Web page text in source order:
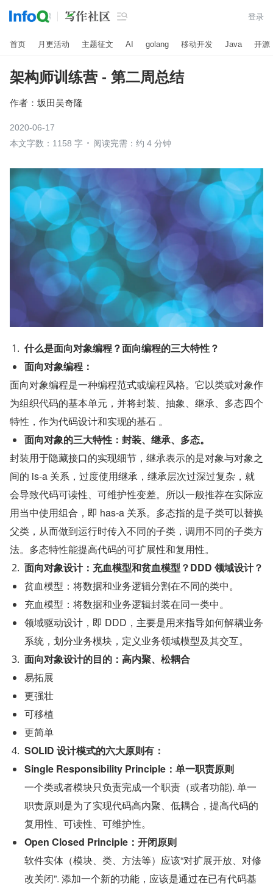
 登录
首页 月更活动 主题征文 AI golang 移动开发 Java 开源
架构师训练营 - 第二周总结
作者： 坂田吴奇隆
2020-06-17
本文字数：1158 字
阅读完需：约 4 分钟
什么是面向对象编程？面向编程的三大特性？
面向对象编程：
面向对象编程是一种编程范式或编程风格。它以类或对象作
为组织代码的基本单元，并将封装、抽象、继承、多态四个
特性，作为代码设计和实现的基石 。
面向对象的三大特性：封装、继承、多态。
封装用于隐藏接口的实现细节，继承表示的是对象与对象之
间的 is-a 关系，过度使用继承，继承层次过深过复杂，就
会导致代码可读性、可维护性变差。所以一般推荐在实际应
用当中使用组合，即 has-a 关系。多态指的是子类可以替换
父类，从而做到运行时传入不同的子类，调用不同的子类方
法。多态特性能提高代码的可扩展性和复用性。
面向对象设计：充血模型和贫血模型？DDD 领域设计？
贫血模型：将数据和业务逻辑分割在不同的类中。
充血模型：将数据和业务逻辑封装在同一类中。
领域驱动设计，即 DDD，主要是用来指导如何解耦业务
系统，划分业务模块，定义业务领域模型及其交互。
面向对象设计的目的：高内聚、松耦合
易拓展
更强壮
可移植
更简单
SOLID 设计模式的六大原则有：
Single Responsibility Principle：单一职责原则
一个类或者模块只负责完成一个职责（或者功能). 单一
职责原则是为了实现代码高内聚、低耦合，提高代码的
复用性、可读性、可维护性。
Open Closed Principle：开闭原则
软件实体（模块、类、方法等）应该“对扩展开放、对修
改关闭”. 添加一个新的功能，应该是通过在已有代码基